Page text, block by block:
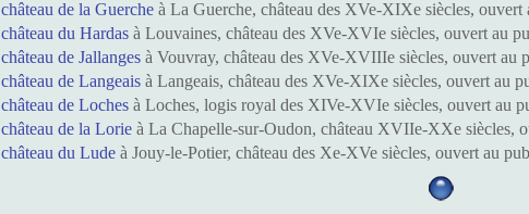
château de la Guercheà La Guerche, château des XVe-XIXe siècles,
château du Hardasà Louvaines, château des XVe-XVIe siècles, ouvert au
château de Jallangesà Vouvray, château des XVe-XVIIIe siècles, ouvert au
château de Langeaisà Langeais, château des XVe-XIXe siècles, ouvert au
château de Lochesà Loches, logis royal des XIVe-XVIe siècles, ouvert au
château de la Lorieà La Chapelle-sur-Oudon, château XVIIe-XXe siècles,
château du Ludeà Jouy-le-Potier, château des Xe-XVe siècles, ouvert au